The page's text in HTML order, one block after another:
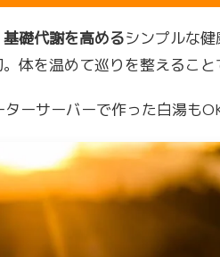
礎代謝を高めるシンプルな健
体を温めて巡りを整えること
ーサーバーで作った白湯もOK